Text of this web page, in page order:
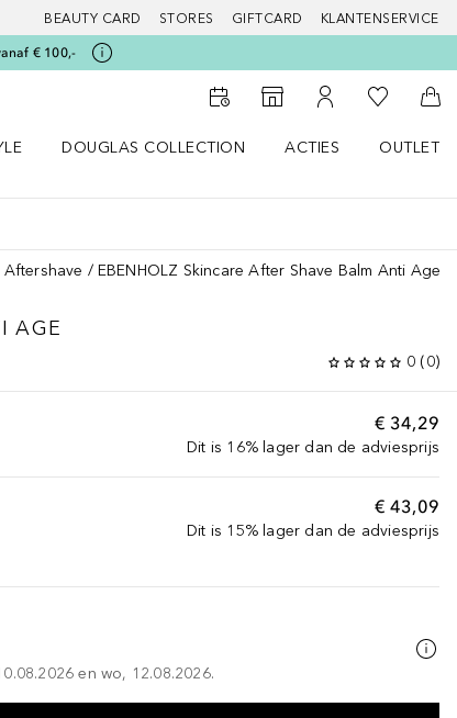
BEAUTY CARD STORES GIFTCARD KLANTENSERVICE
€ 100,-
Naar StorefinderNaar Mijn Account
Naar Mijn
DOUGLAS COLLECTION
ACTIES
OUTLET
Aftershave EBENHOLZ Skincare After Shave Balm Anti Age
AGE
0 (0)
€ 34,29
Dit is 16% lager dan de adviesprijs
€ 43,09
Dit is 15% lager dan de adviesprijs
en wo, 12.08.2026.